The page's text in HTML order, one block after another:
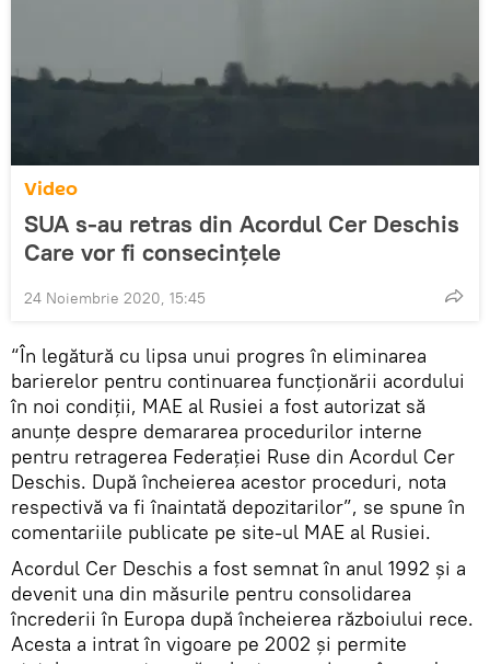
Video
SUA s-au retras din Acordul Cer Deschis
Care vor fi consecințele
24 Noiembrie 2020, 15:45
“În legătură cu lipsa unui progres în eliminarea
barierelor pentru continuarea funcționării acordului
în noi condiții, MAE al Rusiei a fost autorizat să
anunțe despre demararea procedurilor interne
pentru retragerea Federației Ruse din Acordul Cer
Deschis. După încheierea acestor proceduri, nota
respectivă va fi înaintată depozitarilor”, se spune în
comentariile publicate pe site-ul MAE al Rusiei.
Acordul Cer Deschis a fost semnat în anul 1992 și a
devenit una din măsurile pentru consolidarea
încrederii în Europa după încheierea războiului rece.
Acesta a intrat în vigoare pe 2002 și permite